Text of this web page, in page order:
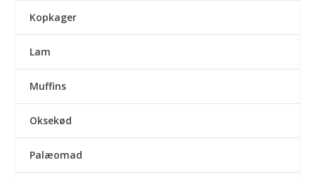
Kopkager
Lam
Muffins
Oksekød
Palæomad